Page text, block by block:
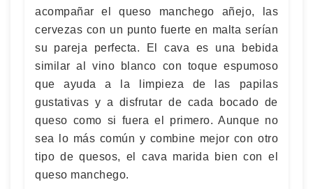
acompañar el queso manchego añejo, las
cervezas con un punto fuerte en malta serían
su pareja perfecta. El cava es una bebida
similar al vino blanco con toque espumoso
que ayuda a la limpieza de las papilas
gustativas y a disfrutar de cada bocado de
queso como si fuera el primero. Aunque no
sea lo más común y combine mejor con otro
tipo de quesos, el cava marida bien con el
queso manchego.